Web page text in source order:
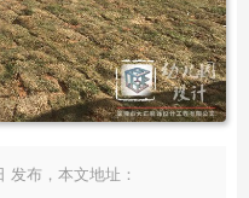
发布，本文地址：